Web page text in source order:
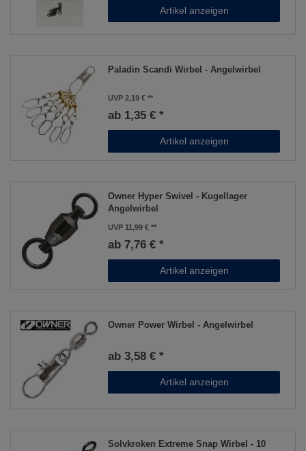
Artikel anzeigen
Paladin Scandi Wirbel - Angelwirbel
UVP 2,19 €
ab 1,35 € *
Artikel anzeigen
Owner Hyper Swivel - Kugellager
Angelwirbel
UVP 11,99 €
ab 7,76 € *
Artikel anzeigen
Owner Power Wirbel - Angelwirbel
ab 3,58 € *
Artikel anzeigen
Solvkroken Extreme Snap Wirbel - 10